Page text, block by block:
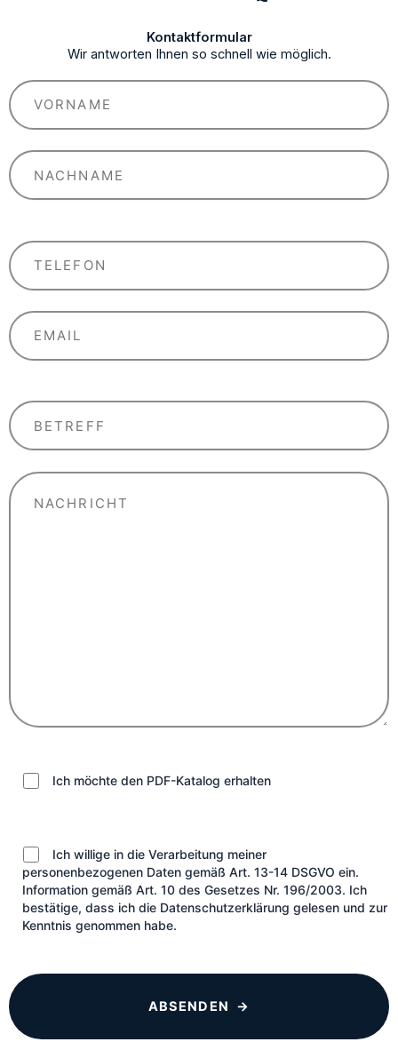
Kontaktformular
Wir antworten Ihnen so schnell wie möglich.
Ich möchte den PDF-Katalog erhalten
Ich willige in die Verarbeitung meiner
personenbezogenen Daten gemäß Art. 13-14 DSGVO ein.
Information gemäß Art. 10 des Gesetzes Nr. 196/2003. Ich
bestätige, dass ich die Datenschutzerklärung gelesen und zur
Kenntnis genommen habe.